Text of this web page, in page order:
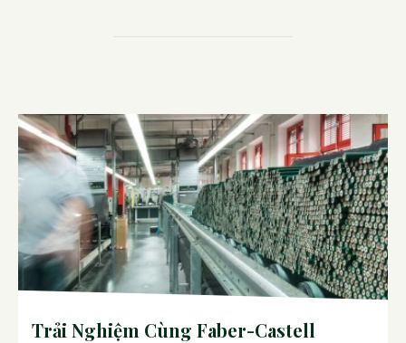
Trải Nghiệm Cùng Faber-Castell